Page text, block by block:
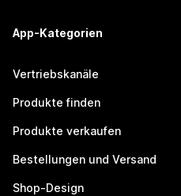
App-Kategorien
Vertriebskanäle
Produkte finden
Produkte verkaufen
Bestellungen und Versand
Shop-Design